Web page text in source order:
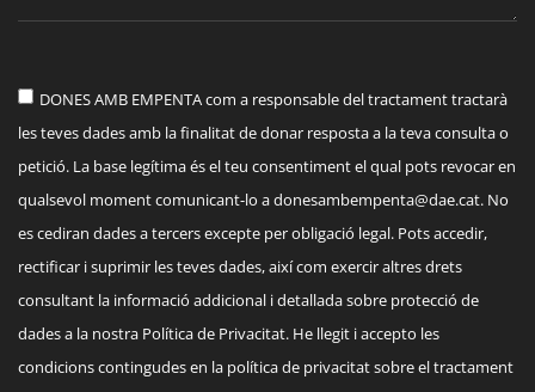
DONES AMB EMPENTA com a responsable del tractament tractarà
les teves dades amb la finalitat de donar resposta a la teva consulta o
petició. La base legítima és el teu consentiment el qual pots revocar en
qualsevol moment comunicant-lo adonesambempenta@dae.cat. No
es cediran dades a tercers excepte per obligació legal. Pots accedir,
rectificar i suprimir les teves dades, així com exercir altres drets
consultant la informació addicional i detallada sobre protecció de
dades a la nostra Política de Privacitat. He llegit i accepto les
condicions contingudes en la política de privacitat sobre el tractament